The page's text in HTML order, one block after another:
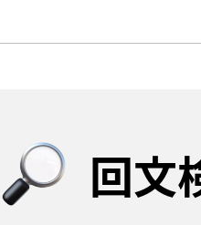
回文